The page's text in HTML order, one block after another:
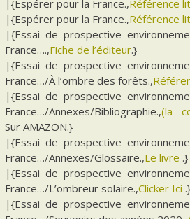
|{Espérer pour la France.,Référence
|{Espérer pour la France.,Référence
|{Essai de prospective
France….,Fiche de l’éditeur.}
|{Essai de prospective
France…/À l’ombre des forêts.,
|{Essai de prospective
France…/Annexes/Bibliographie.,(la
Sur AMAZON.}
|{Essai de prospective
France…/Annexes/Glossaire.,Le livre .}
|{Essai de prospective
France…/L’ombreur solaire.,Clicker Ici .}
|{Essai de prospective